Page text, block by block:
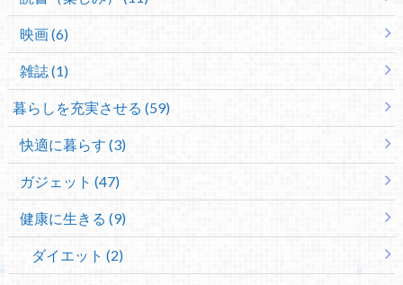
映画 (6)
雑誌 (1)
暮らしを充実させる (59)
快適に暮らす (3)
ガジェット (47)
健康に生きる (9)
ダイエット (2)